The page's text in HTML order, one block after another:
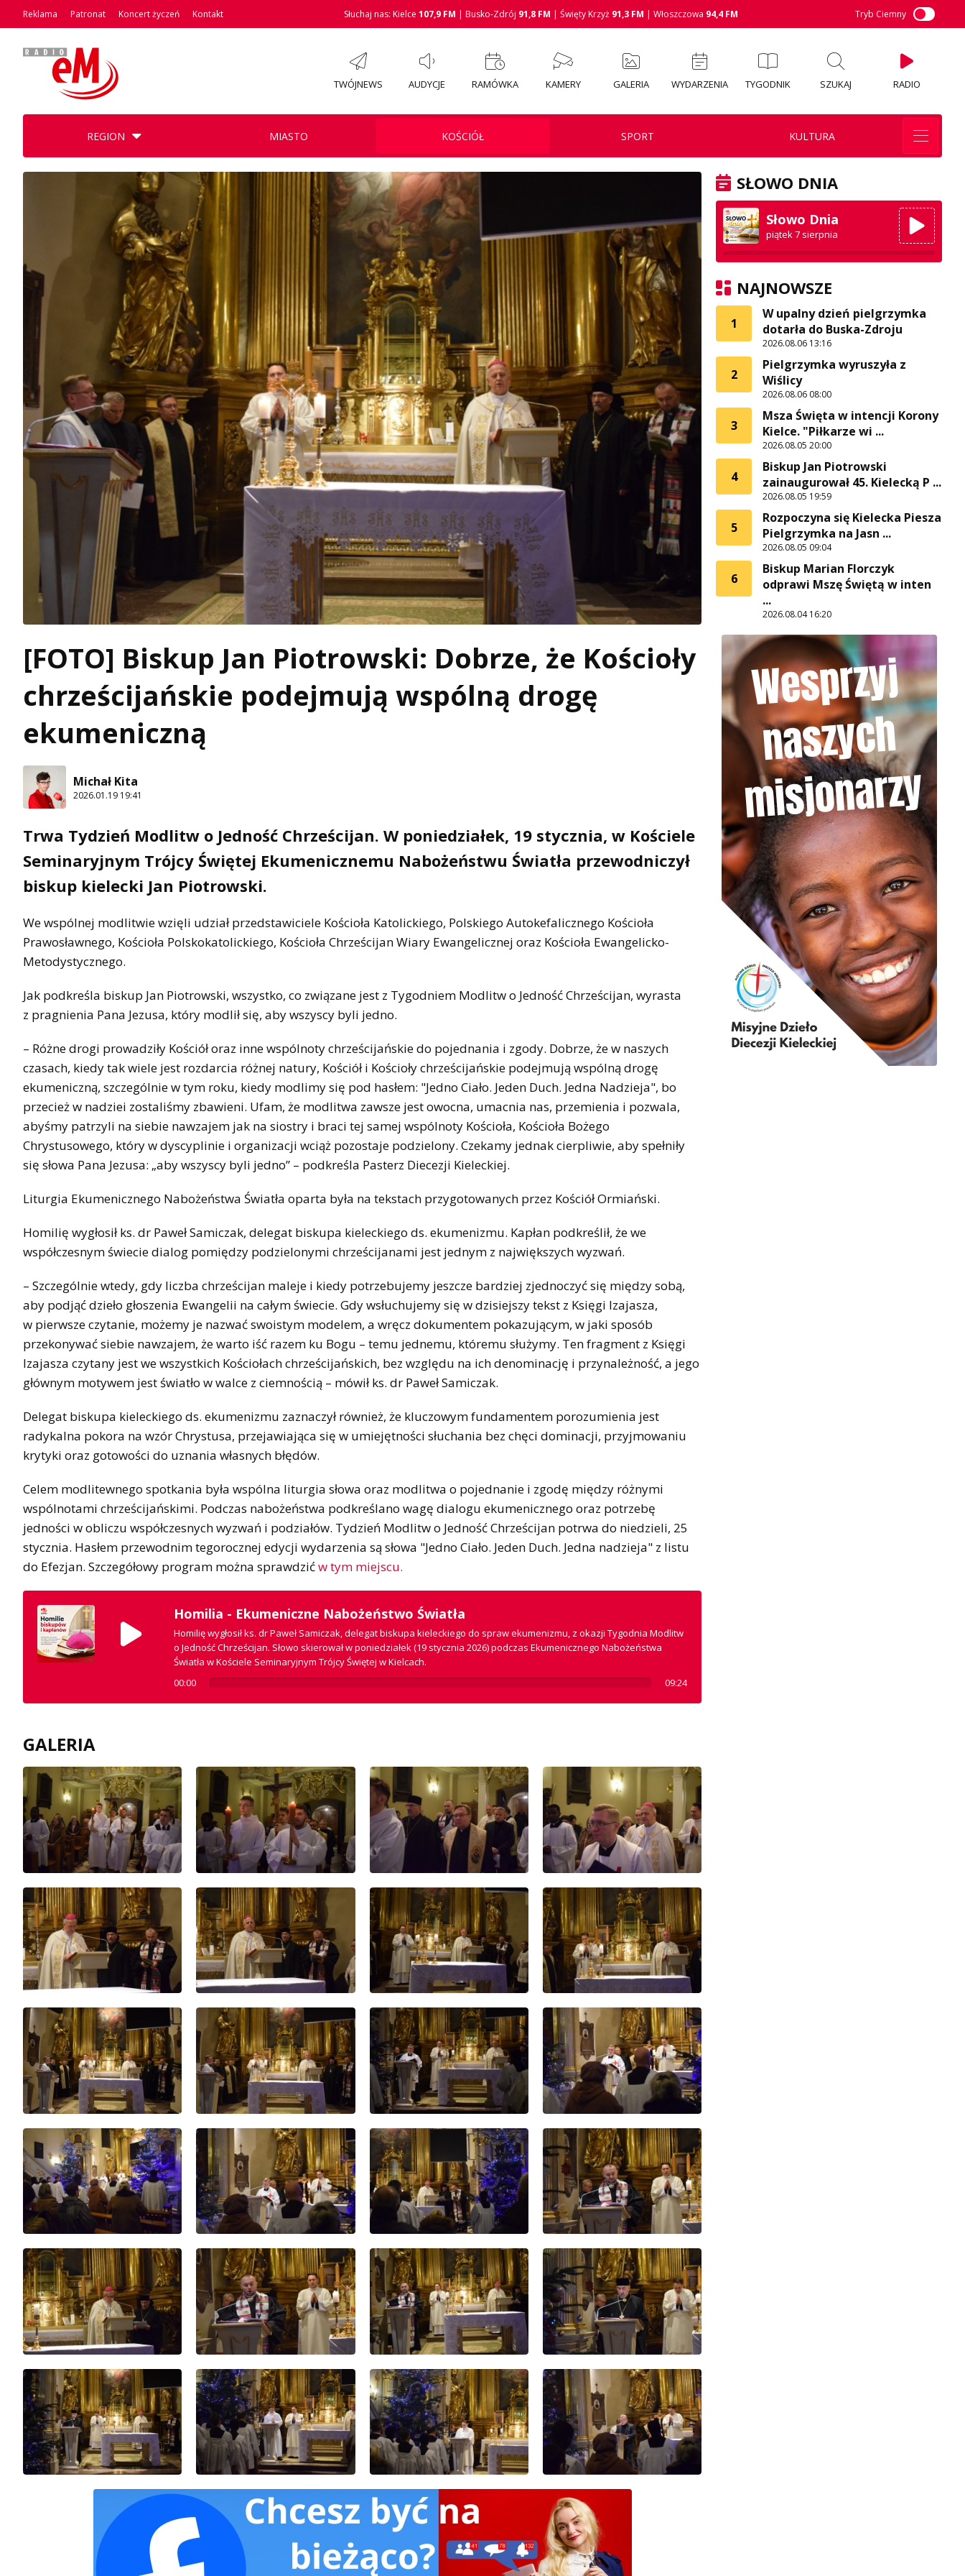
Reklama Patronat Koncert życzeń Kontakt Słuchaj nas: Kielce 107,9 FM | Busko-Zdrój 91,8 FM | Święty Krzyż 91,3 FM | Włoszczowa 94,4 FM Tryb Ciemny
TWÓJNEWS AUDYCJE RAMÓWKA KAMERY GALERIA WYDARZENIA TYGODNIK SZUKAJ RADIO
REGION MIASTO KOŚCIÓŁ SPORT KULTURA
[FOTO] Biskup Jan Piotrowski: Dobrze, że Kościoły
chrześcijańskie podejmują wspólną drogę
ekumeniczną
Michał Kita
2026.01.19 19:41
Trwa Tydzień Modlitw o Jedność Chrześcijan. W poniedziałek, 19 stycznia, w Kościele
Seminaryjnym Trójcy Świętej Ekumenicznemu Nabożeństwu Światła przewodniczył
biskup kielecki Jan Piotrowski.
We wspólnej modlitwie wzięli udział przedstawiciele Kościoła Katolickiego, Polskiego Autokefalicznego Kościoła
Prawosławnego, Kościoła Polskokatolickiego, Kościoła Chrześcijan Wiary Ewangelicznej oraz Kościoła Ewangelicko-
Metodystycznego.
Jak podkreśla biskup Jan Piotrowski, wszystko, co związane jest z Tygodniem Modlitw o Jedność Chrześcijan, wyrasta
z pragnienia Pana Jezusa, który modlił się, aby wszyscy byli jedno.
– Różne drogi prowadziły Kościół oraz inne wspólnoty chrześcijańskie do pojednania i zgody. Dobrze, że w naszych
czasach, kiedy tak wiele jest rozdarcia różnej natury, Kościół i Kościoły chrześcijańskie podejmują wspólną drogę
ekumeniczną, szczególnie w tym roku, kiedy modlimy się pod hasłem: "Jedno Ciało. Jeden Duch. Jedna Nadzieja", bo
przecież w nadziei zostaliśmy zbawieni. Ufam, że modlitwa zawsze jest owocna, umacnia nas, przemienia i pozwala,
abyśmy patrzyli na siebie nawzajem jak na siostry i braci tej samej wspólnoty Kościoła, Kościoła Bożego
Chrystusowego, który w dyscyplinie i organizacji wciąż pozostaje podzielony. Czekamy jednak cierpliwie, aby spełniły
się słowa Pana Jezusa: „aby wszyscy byli jedno” – podkreśla Pasterz Diecezji Kieleckiej.
Liturgia Ekumenicznego Nabożeństwa Światła oparta była na tekstach przygotowanych przez Kościół Ormiański.
Homilię wygłosił ks. dr Paweł Samiczak, delegat biskupa kieleckiego ds. ekumenizmu. Kapłan podkreślił, że we
współczesnym świecie dialog pomiędzy podzielonymi chrześcijanami jest jednym z największych wyzwań.
– Szczególnie wtedy, gdy liczba chrześcijan maleje i kiedy potrzebujemy jeszcze bardziej zjednoczyć się między sobą,
aby podjąć dzieło głoszenia Ewangelii na całym świecie. Gdy wsłuchujemy się w dzisiejszy tekst z Księgi Izajasza,
w pierwsze czytanie, możemy je nazwać swoistym modelem, a wręcz dokumentem pokazującym, w jaki sposób
przekonywać siebie nawzajem, że warto iść razem ku Bogu – temu jednemu, któremu służymy. Ten fragment z Księgi
Izajasza czytany jest we wszystkich Kościołach chrześcijańskich, bez względu na ich denominację i przynależność, a jego
głównym motywem jest światło w walce z ciemnością – mówił ks. dr Paweł Samiczak.
Delegat biskupa kieleckiego ds. ekumenizmu zaznaczył również, że kluczowym fundamentem porozumienia jest
radykalna pokora na wzór Chrystusa, przejawiająca się w umiejętności słuchania bez chęci dominacji, przyjmowaniu
krytyki oraz gotowości do uznania własnych błędów.
Celem modlitewnego spotkania była wspólna liturgia słowa oraz modlitwa o pojednanie i zgodę między różnymi
wspólnotami chrześcijańskimi. Podczas nabożeństwa podkreślano wagę dialogu ekumenicznego oraz potrzebę
jedności w obliczu współczesnych wyzwań i podziałów. Tydzień Modlitw o Jedność Chrześcijan potrwa do niedzieli, 25
stycznia. Hasłem przewodnim tegorocznej edycji wydarzenia są słowa "Jedno Ciało. Jeden Duch. Jedna nadzieja" z listu
do Efezjan. Szczegółowy program można sprawdzićw tym miejscu.
Homilia - Ekumeniczne Nabożeństwo Światła
Homilię wygłosił ks. dr Paweł Samiczak, delegat biskupa kieleckiego do spraw ekumenizmu, z okazji Tygodnia Modlitw
o Jedność Chrześcijan. Słowo skierował w poniedziałek (19 stycznia 2026) podczas Ekumenicznego Nabożeństwa
Światła w Kościele Seminaryjnym Trójcy Świętej w Kielcach.
00:00
09:24
GALERIA
SŁOWO DNIA
Słowo Dnia
piątek 7 sierpnia
NAJNOWSZE
1
W upalny dzień pielgrzymka
dotarła do Buska-Zdroju
2026.08.06 13:16
2
Pielgrzymka wyruszyła z
Wiślicy
2026.08.06 08:00
3
Msza Święta w intencji Korony
Kielce. "Piłkarze wi ...
2026.08.05 20:00
4
Biskup Jan Piotrowski
zainaugurował 45. Kielecką P ...
2026.08.05 19:59
5
Rozpoczyna się Kielecka Piesza
Pielgrzymka na Jasn ...
2026.08.05 09:04
6
Biskup Marian Florczyk
odprawi Mszę Świętą w inten
...
2026.08.04 16:20